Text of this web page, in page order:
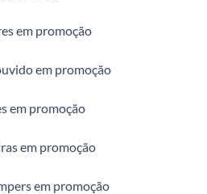
em promoção
em promoção
em promoção
em promoção
em promoção